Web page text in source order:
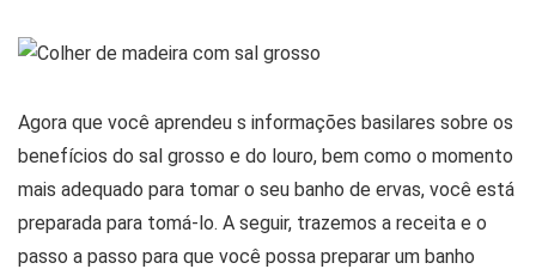
Agora que você aprendeu s informações basilares sobre os
benefícios do sal grosso e do louro, bem como o momento
mais adequado para tomar o seu banho de ervas, você está
preparada para tomá-lo. A seguir, trazemos a receita e o
passo a passo para que você possa preparar um banho